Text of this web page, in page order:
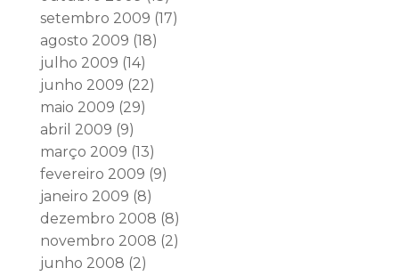
setembro 2009 (17)
agosto 2009 (18)
julho 2009 (14)
junho 2009 (22)
maio 2009 (29)
abril 2009 (9)
março 2009 (13)
fevereiro 2009 (9)
janeiro 2009 (8)
dezembro 2008 (8)
novembro 2008 (2)
junho 2008 (2)